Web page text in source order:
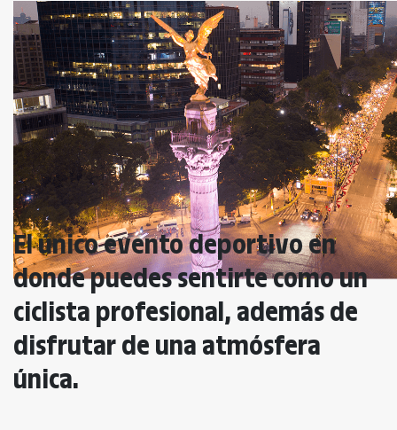
El único evento deportivo en
donde puedes sentirte como un
ciclista profesional, además de
disfrutar de una atmósfera
única.